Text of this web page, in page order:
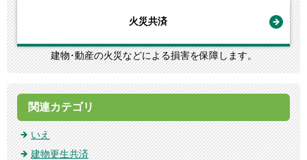
火災共済
建物･動産の火災などによる損害を保障します。
関連カテゴリ
いえ
建物更生共済